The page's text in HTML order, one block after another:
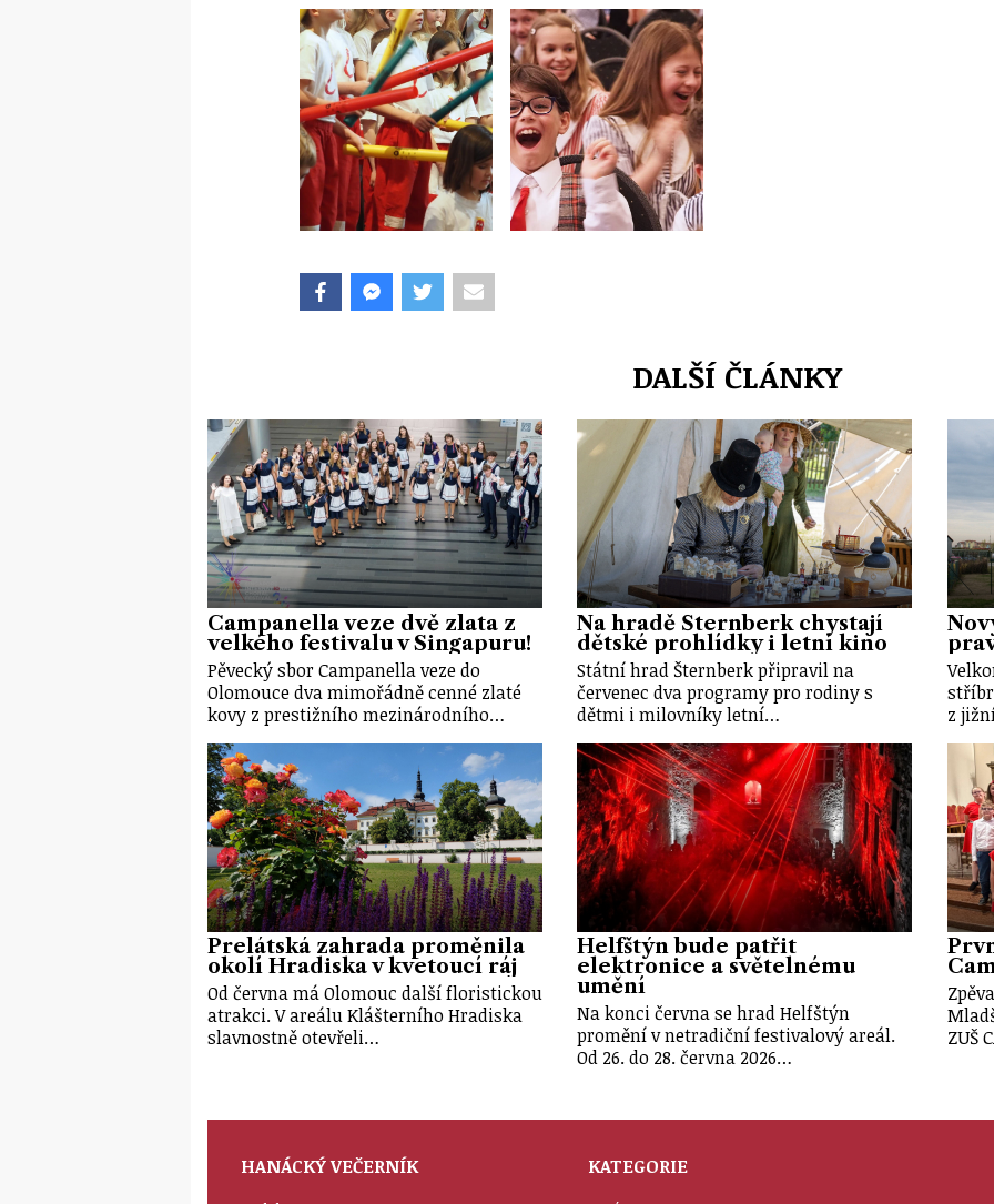
DALŠÍ ČLÁNKY
Campanella veze dvě zlata z
velkého festivalu v Singapuru!
Pěvecký sbor Campanella veze do
Olomouce dva mimořádně cenné zlaté
kovy z prestižního mezinárodního…
Na hradě Šternberk chystají
dětské prohlídky i letní kino
Státní hrad Šternberk připravil na
červenec dva programy pro rodiny s
dětmi i milovníky letní…
z
Prelátská zahrada proměnila
okolí Hradiska v kvetoucí ráj
Od června má Olomouc další floristickou
atrakci. V areálu Klášterního Hradiska
slavnostně otevřeli…
Helfštýn bude patřit
elektronice a světelnému
umění
Na konci června se hrad Helfštýn
promění v netradiční festivalový areál.
Od 26. do 28. června 2026…
ZUŠ
HANÁCKÝ VEČERNÍK KATEGORIE